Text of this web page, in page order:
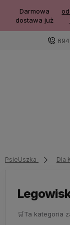
Darmowa
dostawa już
PsieUszka Dla
🛒Ta kategoria